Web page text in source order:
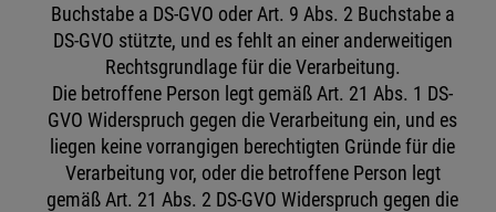
Buchstabe a DS-GVO oder Art. 9 Abs. 2 Buchstabe a
DS-GVO stützte, und es fehlt an einer anderweitigen
Rechtsgrundlage für die Verarbeitung.
Die betroffene Person legt gemäß Art. 21 Abs. 1 DS-
GVO Widerspruch gegen die Verarbeitung ein, und es
liegen keine vorrangigen berechtigten Gründe für die
Verarbeitung vor, oder die betroffene Person legt
gemäß Art. 21 Abs. 2 DS-GVO Widerspruch gegen die